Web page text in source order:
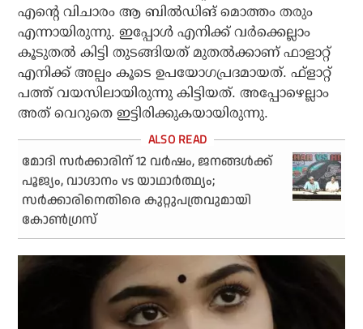
എന്റെ വിചാരം ആ ബില്‍ഡിങ് മൊത്തം തരും
എന്നായിരുന്നു. ഇപ്പോള്‍ എനിക്ക് വര്‍ക്കെല്ലാം
കൂടുതല്‍ കിട്ടി തുടങ്ങിയത് മുതല്‍ക്കാണ് ഫാളാറ്റ്
എനിക്ക് അല്പം കൂടെ ഉപയോഗപ്രദമായത്. ഫ്‌ളാറ്റ്
പത്ത് വയസിലായിരുന്നു കിട്ടിയത്. അപ്പോഴെല്ലാം
അത് വെറുതെ ഇട്ടിരിക്കുകയായിരുന്നു.
മോദി സര്‍ക്കാരിന് 12 വര്‍ഷം, ജനങ്ങള്‍ക്ക്
പൂജ്യം, വാഗ്ദാനം vs യാഥാര്‍ത്ഥ്യം;
സര്‍ക്കാരിനെതിരെ കുറ്റുപത്രവുമായി
കോണ്‍ഗ്രസ്